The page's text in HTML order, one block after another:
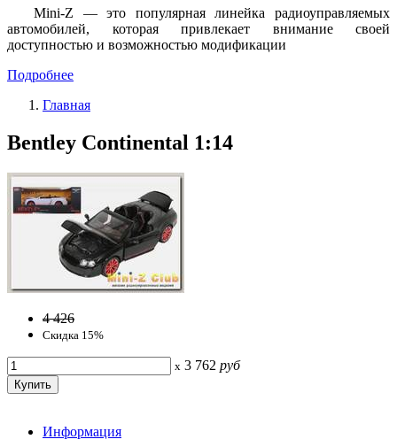
Mini-Z — это популярная линейка радиоуправляемых
автомобилей, которая привлекает внимание своей
доступностью и возможностью модификации
Подробнее
Главная
Bentley Continental 1:14
4 426
Скидка 15%
x 3 762 руб
Информация